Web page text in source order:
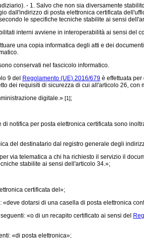
- 1. Salvo che non sia diversamente
dall'indirizzo di posta elettronica certificata
le specifiche tecniche stabilite ai sensi
interni avviene in interoperabilità ai sensi del
una copia informatica degli atti e dei
conservati nel fascicolo informatico.
9 del
Regolamento (UE) 2016/679 è effettuata
dei requisiti di sicurezza di cui all'articolo 26,
digitale.» [1];
notifica per posta elettronica certificata sono
del destinatario dal registro generale degli
via telematica a chi ha richiesto il servizio il
stabilite ai sensi dell'articolo 34.»;
certificata del»;
dotarsi di una casella di posta elettronica
«o di un recapito certificato ai sensi del
«di posta elettronica»;